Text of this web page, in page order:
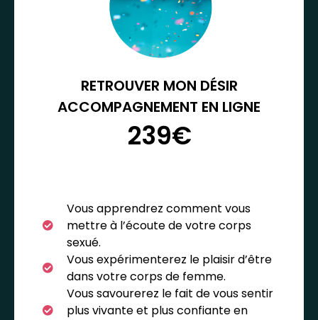
RETROUVER MON DÉSIR
ACCOMPAGNEMENT EN LIGNE
239€
Vous apprendrez comment vous
mettre à l’écoute de votre corps
sexué.
Vous expérimenterez le plaisir d’être
dans votre corps de femme.
Vous savourerez le fait de vous sentir
plus vivante et plus confiante en